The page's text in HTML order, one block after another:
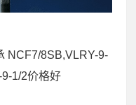
NCF7/8SB,VLRY-9-
1/2价格好